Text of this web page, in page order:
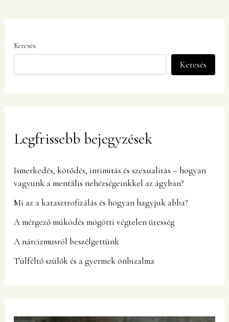
Keresés
Keresés
Legfrissebb bejegyzések
Ismerkedés, kötődés, intimitás és szexualitás – hogyan
vagyunk a mentális nehézségeinkkel az ágyban?
Mi az a katasztrofizálás és hogyan hagyjuk abba?
A mérgező működés mögötti végtelen üresség
A nárcizmusról beszélgettünk
Túlféltő szülők és a gyermek önbizalma